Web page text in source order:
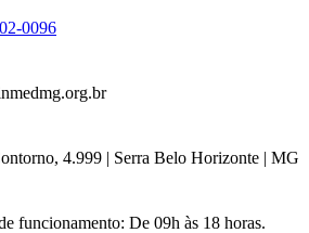
0096
4.999 | Serra Belo Horizonte | MG
funcionamento: De 09h às 18 horas.